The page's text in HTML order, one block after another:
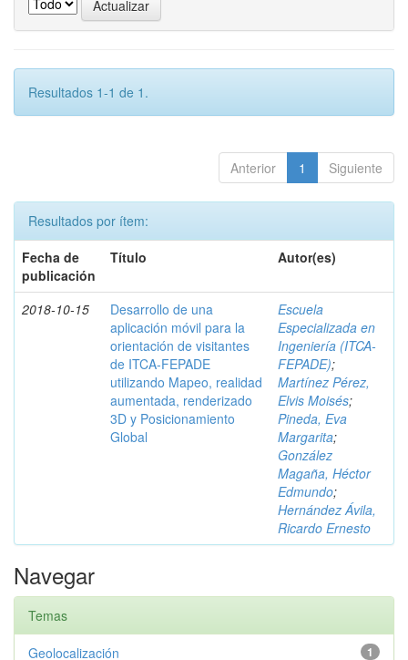
Resultados 1-1 de 1.
Anterior 1 Siguiente
Resultados por ítem:
Fecha de
publicación
Título Autor(es)
2018-10-15
Desarrollo de una
aplicación móvil para la
orientación de visitantes
de ITCA-FEPADE
utilizando Mapeo, realidad
aumentada, renderizado
3D y Posicionamiento
Global
Escuela
Especializada en
Ingeniería (ITCA-
FEPADE);
Martínez Pérez,
Elvis Moisés;
Pineda, Eva
Margarita;
González
Magaña, Héctor
Edmundo;
Hernández Ávila,
Ricardo Ernesto
Navegar
Temas
1
Geolocalización